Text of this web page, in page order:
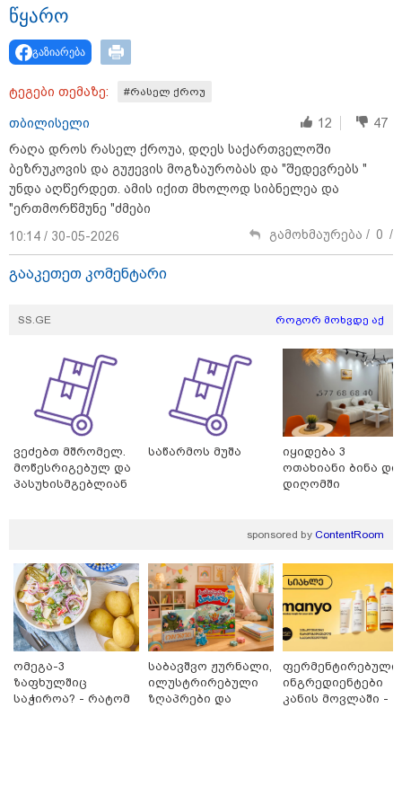
პატიმრობა ემუქრებათ
რა გახდა “სამგორის” მეტროში
სტუდენტის გარდაცვალების
მიზეზი - ცნობილია ექსპერტიზის
Faceამბები
10:58 / 06-08-2026
"დადგება დრო და თქვენი დღევანდელი
"პოსტაობა" საკუთარ თავთან
წყა­რო
გაზიარება
ტეგები თემაზე: #რასელ ქროუ
თბილისელი 12
47
რაღა დროს რასელ ქროუა, დღეს საქართველოში
ბეზრუკოვის და გუჟევის მოგზაურობას და "შედევრებს "
უნდა აღწერდეთ. ამის იქით მხოლოდ სიბნელეა და
"ერთმორწმუნე "ძმები
10:14 / 30-05-2026
გამოხმაურება / 0 /
გააკეთეთ კომენტარი
SS.GE როგორ მოხვდე აქ
ვეძებთ მშრომელ.
მოწესრიგებულ და
პასუხისმგებლიან
საწარმოს მუშა
იყიდება 3
ოთახიანი ბინა
დიღომში
sponsored by ContentRoom
ომეგა-3
ზაფხულშიც
საჭიროა? - რატომ
საბავშვო ჟურნალი,
ილუსტრირებული
ზღაპრები და
ფერმენტირებული
ინგრედიენტები
კანის მოვლაში -